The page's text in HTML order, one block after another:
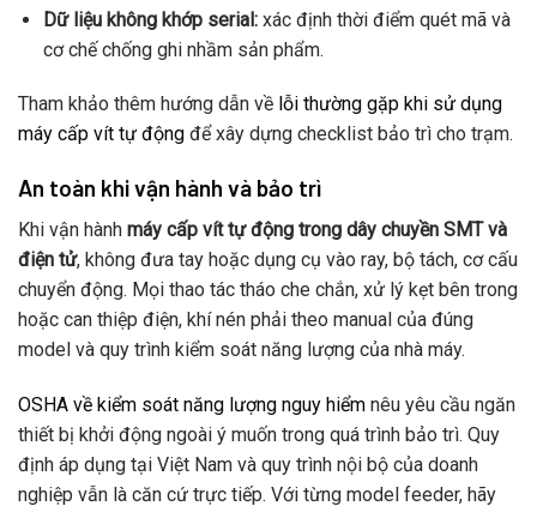
Dữ liệu không khớp serial:xác định thời điểm quét mã và
cơ chế chống ghi nhầm sản phẩm.
Tham khảo thêm hướng dẫn về lỗi thường gặp khi sử dụng
máy cấp vít tự động để xây dựng checklist bảo trì cho trạm.
An toàn khi vận hành và bảo trì
Khi vận hành máy cấp vít tự động trong dây chuyền SMT và
điện tử, không đưa tay hoặc dụng cụ vào ray, bộ tách, cơ cấu
chuyển động. Mọi thao tác tháo che chắn, xử lý kẹt bên trong
hoặc can thiệp điện, khí nén phải theo manual của đúng
model và quy trình kiểm soát năng lượng của nhà máy.
OSHA về kiểm soát năng lượng nguy hiểm nêu yêu cầu ngăn
thiết bị khởi động ngoài ý muốn trong quá trình bảo trì. Quy
định áp dụng tại Việt Nam và quy trình nội bộ của doanh
nghiệp vẫn là căn cứ trực tiếp. Với từng model feeder, hãy